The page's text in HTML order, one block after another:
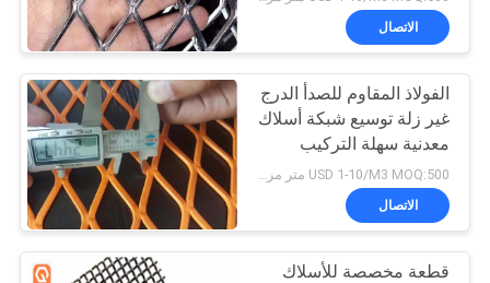
الاتصال
الفولاذ المقاوم للصدأ الدرج
غير زلة توسيع شبكة أسلاك
معدنية سهلة التركيب
الاتصال
قطعة مخصصة للأسلاك